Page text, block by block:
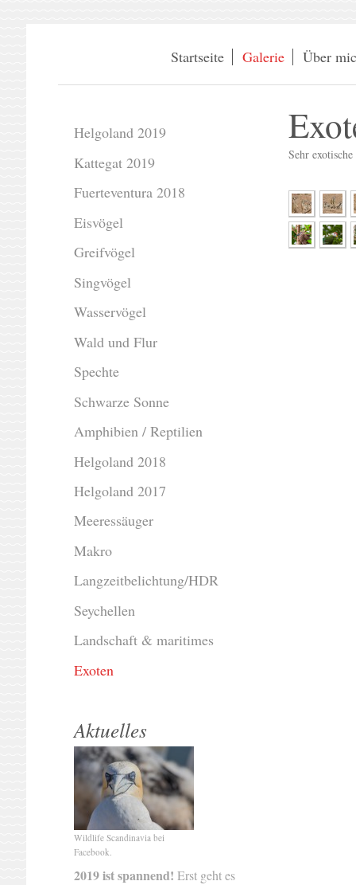
Startseite Galerie Über
Sehr
Helgoland 2019
Kattegat 2019
Fuerteventura 2018
Eisvögel
Greifvögel
Singvögel
Wasservögel
Wald und Flur
Spechte
Schwarze Sonne
Amphibien / Reptilien
Helgoland 2018
Helgoland 2017
Meeressäuger
Makro
Langzeitbelichtung/HDR
Seychellen
Landschaft & maritimes
Exoten
Aktuelles
Wildlife Scandinavia bei
Facebook.
2019 ist spannend! Erst geht es